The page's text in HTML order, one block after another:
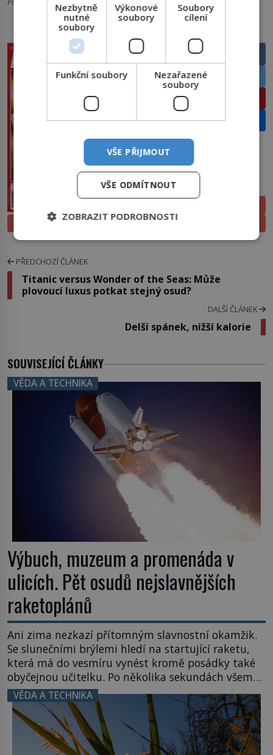
PRÁVĚ V PRODEJI
PROLISTOVAT
SDÍLEJTE ČLÁNEK
Facebook
Twitter
Pinterest
Email
PŘEDCHOZÍ ČLÁNEK
Titanic versus Wonder of the Seas: Může
plovoucí luxus potkat stejný osud?
DALŠÍ ČLÁNEK
Delší spánek, nižší kalorie
SOUVISEJÍCÍ ČLÁNKY
VĚDA A TECHNIKA
Výbuch, muzeum a promenáda v
ulicích. Pět osudů nejslavnějších
raketoplánů
Ani zima nezkazí přítomným slavnostní okamžik.
Se slunečními brýlemi hledí na startující raketu,
která má do vesmíru vynést kromě posádky také
obyčejnou učitelku. Po několika sekundách všem
ztuhnou úsměvy, stroj totiž exploduje. Jejich
konstrukce není z levného kraje, daňové
poplatníky stojí miliardy dolarů. Na druhou stranu
zvládnou jen představitelné věci. Na malé kousky
Název: Columbia První […]
VĚDA A TECHNIKA
Nezbytně
nutné
soubory
Výkonové
soubory
Soubory
cílení
Funkční soubory
Nezařazené
soubory
VŠE PŘIJMOUT
VŠE ODMÍTNOUT
ZOBRAZIT PODROBNOSTI